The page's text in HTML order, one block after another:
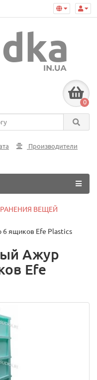
0
Производители
ВЕЩЕЙ
ящиков Efe Plastics
Ажур
Efe